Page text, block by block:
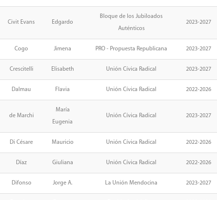
Civit Evans Edgardo
Bloque de los Jubiloados
Auténticos
2023-2027
Cogo Jimena PRO - Propuesta Republicana 2023-2027
Crescitelli Elisabeth Unión Cívica Radical 2023-2027
Dalmau Flavia Unión Cívica Radical 2022-2026
de Marchi
María
Eugenia
Unión Cívica Radical 2023-2027
Di Césare Mauricio Unión Cívica Radical 2022-2026
Díaz Giuliana Unión Cívica Radical 2022-2026
Difonso Jorge A. La Unión Mendocina 2023-2027